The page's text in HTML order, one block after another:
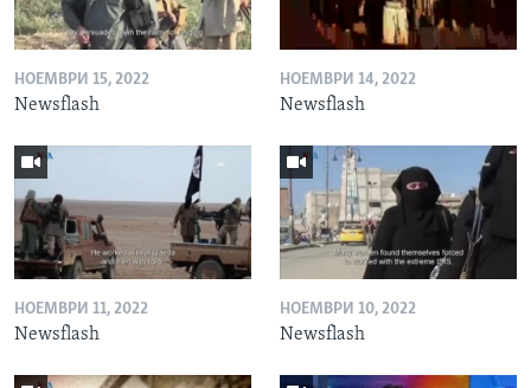
НОЕМВРИ 15, 2022
Newsflash
НОЕМВРИ 14, 2022
Newsflash
НОЕМВРИ 11, 2022
Newsflash
НОЕМВРИ 10, 2022
Newsflash